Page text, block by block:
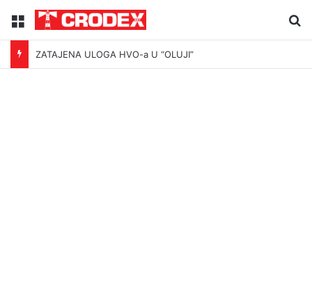
Menu
ZATAJENA ULOGA HVO-a U “OLUJI”